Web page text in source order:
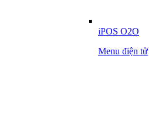
iPOS O2O
Menu điện tử